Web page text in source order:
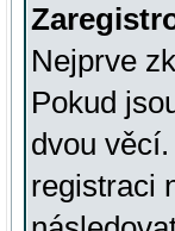
Nejprve
Pokud
dvou
registraci